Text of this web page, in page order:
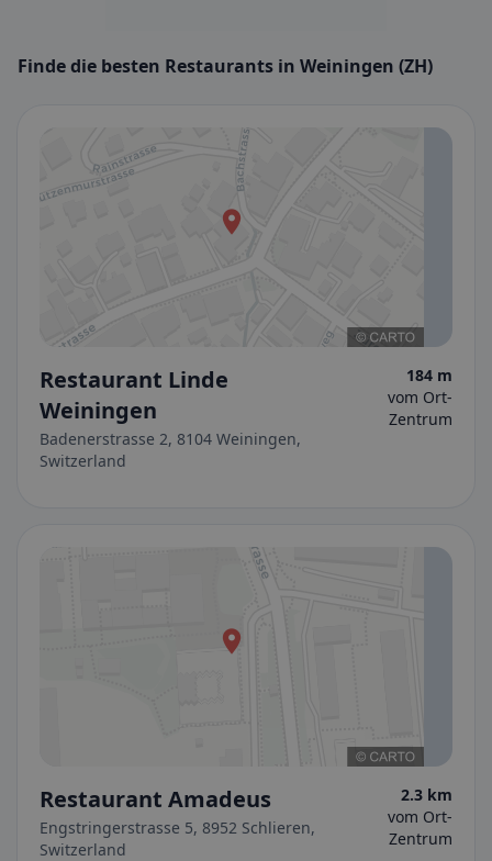
Finde die besten Restaurants in Weiningen (ZH)
Restaurant Linde
Weiningen
Badenerstrasse 2, 8104 Weiningen,
Switzerland
184 m
vom Ort-
Zentrum
Restaurant Amadeus
Engstringerstrasse 5, 8952 Schlieren,
Switzerland
2.3 km
vom Ort-
Zentrum